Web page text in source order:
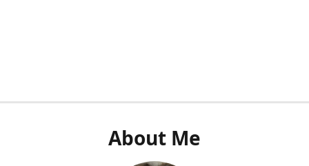
About Me